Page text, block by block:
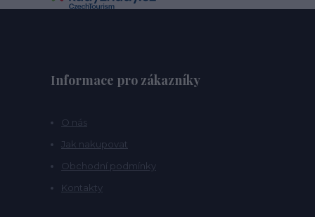
Informace pro zákazníky
O nás
Jak nakupovat
Obchodní podmínky
Kontakty